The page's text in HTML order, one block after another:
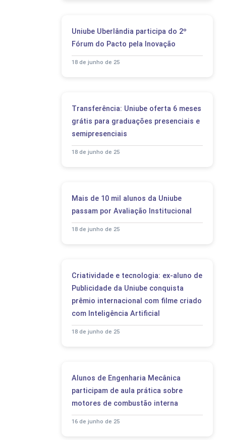
Uniube Uberlândia participa do 2º
Fórum do Pacto pela Inovação
18 de junho de 25
Transferência: Uniube oferta 6 meses
grátis para graduações presenciais e
semipresenciais
18 de junho de 25
Mais de 10 mil alunos da Uniube
passam por Avaliação Institucional
18 de junho de 25
Criatividade e tecnologia: ex-aluno de
Publicidade da Uniube conquista
prêmio internacional com filme criado
com Inteligência Artificial
18 de junho de 25
Alunos de Engenharia Mecânica
participam de aula prática sobre
motores de combustão interna
16 de junho de 25